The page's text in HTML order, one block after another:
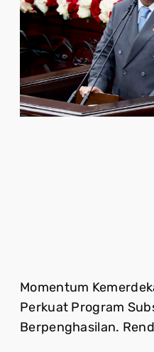
Momentum
Perkuat Program
Berpenghasilan.